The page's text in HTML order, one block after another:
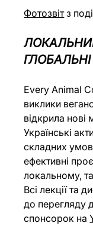
Фотозвіт з
Every Animal
виклики
відкрила нові
Українські
складних
ефективні
локальному,
Всі лекції та
до перегляду
спонсорок на